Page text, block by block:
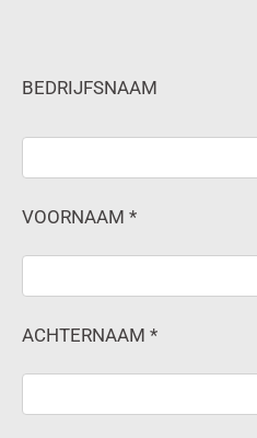
BEDRIJFSNAAM
VOORNAAM *
ACHTERNAAM *